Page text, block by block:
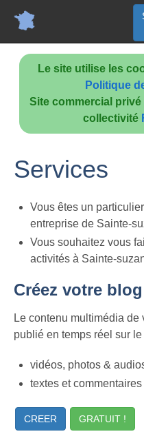
Le site utilise les
Politique
Site commercial
collectivité
Services
Vous êtes un
entreprise de Sainte-
Vous souhaitez vous
activités à Sainte-
Créez votre
Le contenu multimédia
publié en temps réel sur
vidéos, photos &
textes et commentaires
CREER GRATUIT !